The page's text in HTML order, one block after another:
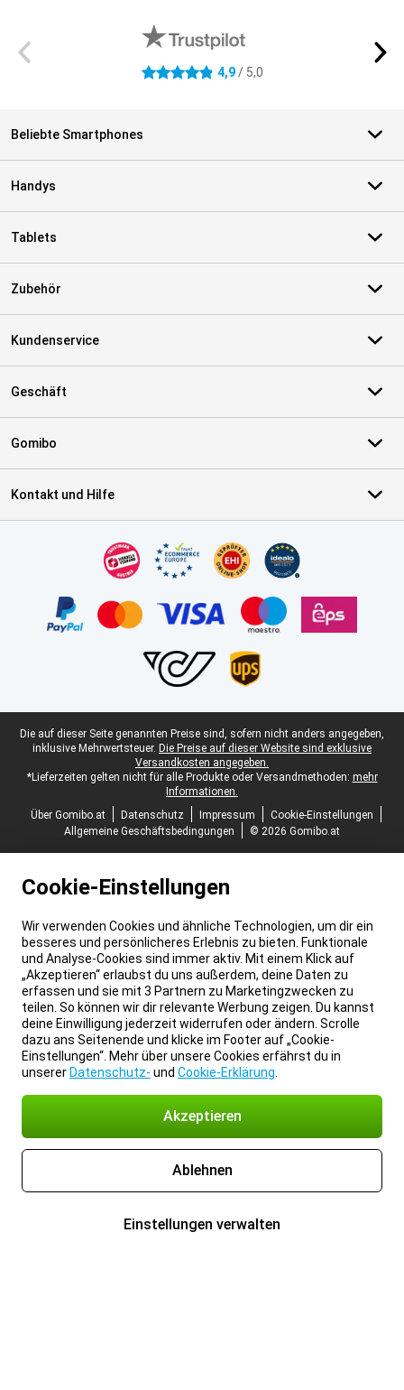
4.9 Sterne 4,9/ 5,0
Beliebte Smartphones
Handys
Tablets
Zubehör
Kundenservice
Geschäft
Gomibo
Kontakt und Hilfe
Juristische Fußzeile
Die auf dieser Seite genannten Preise sind, sofern nicht anders angegeben,
inklusive Mehrwertsteuer. Die Preise auf dieser Website sind exklusive
Versandkosten angegeben.
*Lieferzeiten gelten nicht für alle Produkte oder Versandmethoden: mehr
Informationen.
Über Gomibo.at
Datenschutz Impressum
Cookie-Einstellungen
Allgemeine Geschäftsbedingungen
© 2026 Gomibo.at
Cookie-Einstellungen
Wir verwenden Cookies und ähnliche Technologien, um dir ein
besseres und persönlicheres Erlebnis zu bieten. Funktionale
und Analyse-Cookies sind immer aktiv. Mit einem Klick auf
„Akzeptieren“ erlaubst du uns außerdem, deine Daten zu
erfassen und sie mit 3 Partnern zu Marketingzwecken zu
teilen. So können wir dir relevante Werbung zeigen. Du kannst
deine Einwilligung jederzeit widerrufen oder ändern. Scrolle
dazu ans Seitenende und klicke im Footer auf „Cookie-
Einstellungen“. Mehr über unsere Cookies erfährst du in
unserer Datenschutz- und Cookie-Erklärung
Akzeptieren
Ablehnen
Einstellungen verwalten